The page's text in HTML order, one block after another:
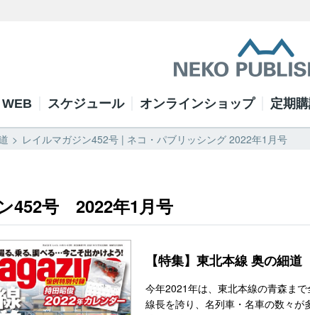
スケジュール オンラインショップ 定期
レイルマガジン452号 | ネコ・パブリッシング 2022年1月号
452号 2022年1月号
【特集】東北本線 奥の細道
今年2021年は、東北本線の青森ま
線長を誇り、名列車・名車の数々が